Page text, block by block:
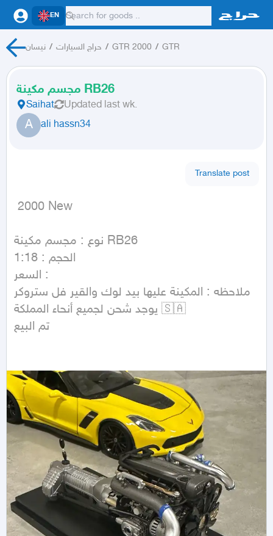
EN
نيسان / حراج السيارات / GTR 2000 / GTR
مجسم مكينة RB26
Saihat Updated last wk.
A ali hassn34
Translate post
2000 New
نوع : مجسم مكينة RB26
الحجم : 1:18
السعر :
ملاحظه : المكينة عليها بيد لوك والقير فل ستروكر
يوجد شحن لجميع أنحاء المملكة 🇸🇦